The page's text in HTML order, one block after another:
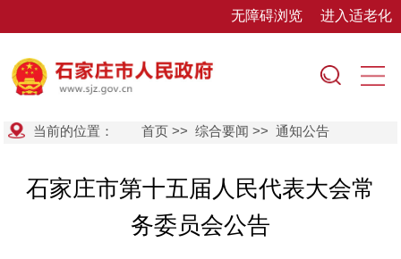
无障碍浏览 进入适老化
当前的位置： 首页 >>综合要闻 >>通知公告
石家庄市第十五届人民代表大会常
务委员会公告